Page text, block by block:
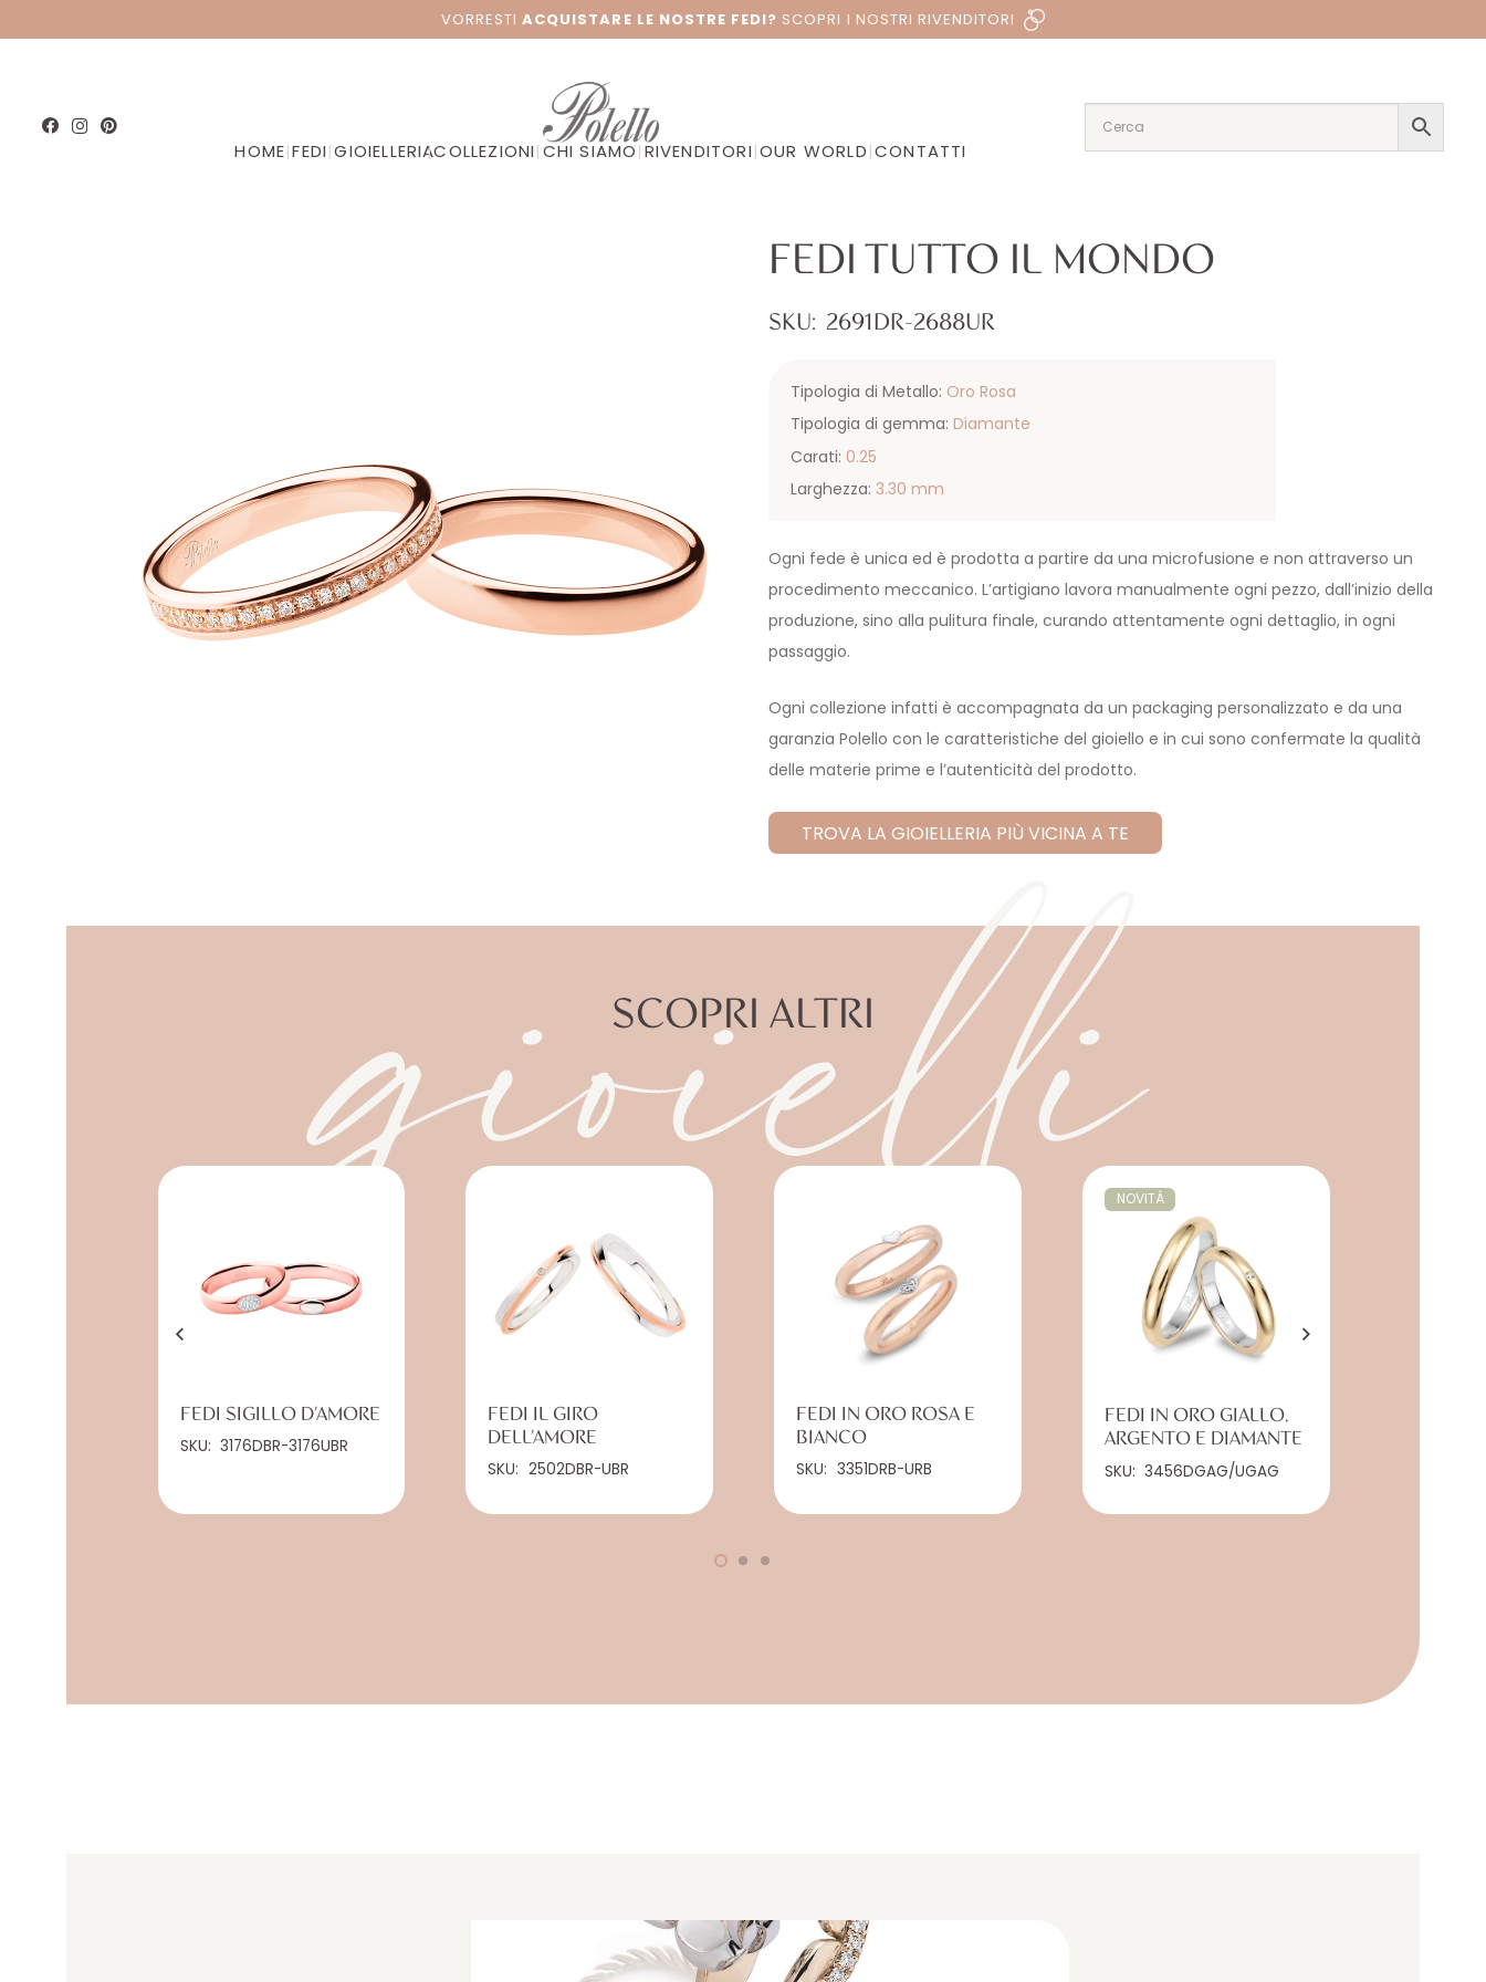
VORRESTIACQUISTARE LE NOSTRE FEDI? SCOPRI I NOSTRI RIVENDITORI
HOME|FEDI|GIOIELLERIA
|COLLEZIONI|CHI SIAMO|RIVENDITORI|OUR WORLD|CONTATTI
FEDI TUTTO IL MONDO
SKU: 2691DR-2688UR
Tipologia di Metallo: Oro Rosa
Tipologia di gemma: Diamante
Carati: 0.25
Larghezza: 3.30 mm
Ogni fede è unica ed è prodotta a partire da una microfusione e non attraverso un
procedimento meccanico. L’artigiano lavora manualmente ogni pezzo, dall’inizio della
produzione, sino alla pulitura finale, curando attentamente ogni dettaglio, in ogni
passaggio.
Ogni collezione infatti è accompagnata da un packaging personalizzato e da una
garanzia Polello con le caratteristiche del gioiello e in cui sono confermate la qualità
delle materie prime e l’autenticità del prodotto.
TROVA LA GIOIELLERIA PIÙ VICINA A TE
SCOPRI ALTRI
gioielli
FEDI SIGILLO D’AMORE
SKU: 3176DBR-3176UBR
FEDI IL GIRO
DELL’AMORE
SKU: 2502DBR-UBR
FEDI IN ORO ROSA E
BIANCO
SKU: 3351DRB-URB
NOVITÀ
FEDI IN ORO GIALLO,
ARGENTO E DIAMANTE
SKU: 3456DGAG/UGAG